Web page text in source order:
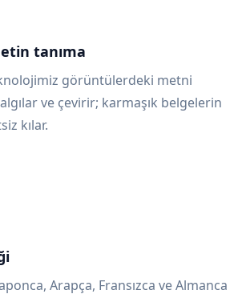
tanıma
görüntülerdeki metni
ve çevirir; karmaşık belgelerin
kılar.
Arapça, Fransızca ve Almanca